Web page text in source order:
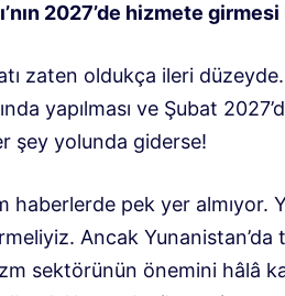
2027’de hizmete
zaten oldukça ileri
yapılması ve Şubat
şey yolunda giderse!
haberlerde pek yer almıyor.
Ancak
sektörünün önemini hâlâ